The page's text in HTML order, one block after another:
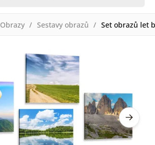
Obrazy Sestavy obrazů Set obrazů let